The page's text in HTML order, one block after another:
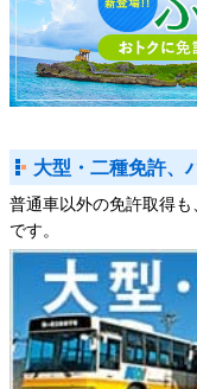
大型・二種免許、
普通車以外の免許取得
です。